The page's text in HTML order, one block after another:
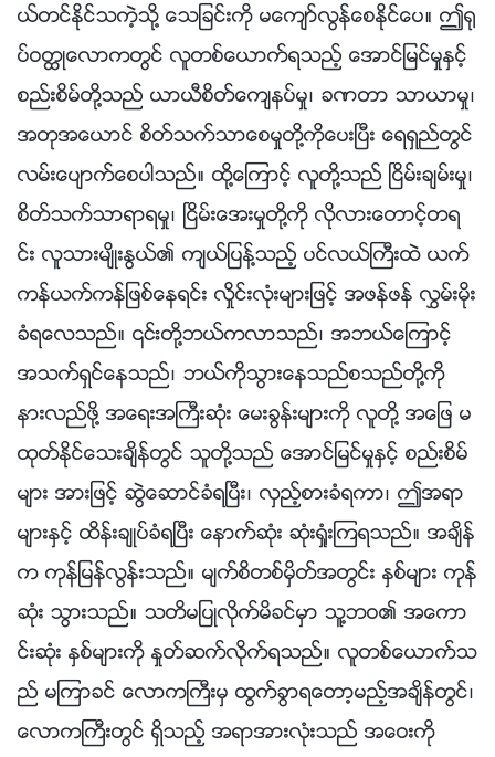
ယ္တင္ႏိုင္သကဲ့သို႔ ေသျခင္းကို မေက်ာ္လြန္ေစႏိုင္ေပ။ ဤ႐ု
ပ္ဝတၳဳေလာကတြင္ လူတစ္ေယာက္ရသည့္ ေအာင္ျမင္မႈႏွင့္
စည္းစိမ္တို႔သည္ ယာယီစိတ္ေက်နပ္မႈ၊ ခဏတာ သာယာမႈ၊
အတုအေယာင္ စိတ္သက္သာေစမႈတို႔ကိုေပးၿပီး ေရရွည္တြင္
လမ္းေပ်ာက္ေစပါသည္။ ထို႔ေၾကာင့္ လူတို႔သည္ ၿငိမ္းခ်မ္းမႈ၊
စိတ္သက္သာရာရမႈ၊ ၿငိမ္းေအးမႈတို႔ကို လိုလားေတာင့္တရ
င္း လူသားမ်ိဳးႏြယ္၏ က်ယ္ျပန႔္သည့္ ပင္လယ္ႀကီးထဲ ယက္
ကန္ယက္ကန္ျဖစ္ေနရင္း လႈိင္းလုံးမ်ားျဖင့္ အဖန္ဖန္ လႊမ္းမိုး
ခံရေလသည္။ ၎တို႔ဘယ္ကလာသည္၊ အဘယ္ေၾကာင့္
အသက္ရွင္ေနသည္၊ ဘယ္ကိုသြားေနသည္စသည္တို႔ကို
နားလည္ဖို႔ အေရးအႀကီးဆုံး ေမးခြန္းမ်ားကို လူတို႔ အေျဖ မ
ထုတ္ႏိုင္ေသးခ်ိန္တြင္ သူတို႔သည္ ေအာင္ျမင္မႈႏွင့္ စည္းစိမ္
မ်ား အားျဖင့္ ဆြဲေဆာင္ခံရၿပီး၊ လွည့္စားခံရကာ၊ ဤအရာ
မ်ားႏွင့္ ထိန္းခ်ဳပ္ခံရၿပီး ေနာက္ဆုံး ဆုံးရႈံးၾကရသည္။ အခ်ိန္
က ကုန္ျမန္လြန္းသည္။ မ်က္စိတစ္မွိတ္အတြင္း ႏွစ္မ်ား ကုန္
ဆုံး သြားသည္။ သတိမျပဳလိုက္မိခင္မွာ သူ႔ဘဝ၏ အေကာ
င္းဆုံး ႏွစ္မ်ားကို ႏႈတ္ဆက္လိုက္ရသည္။ လူတစ္ေယာက္သ
ည္ မၾကာခင္ ေလာကႀကီးမွ ထြက္ခြာရေတာ့မည့္အခ်ိန္တြင္၊
ေလာကႀကီးတြင္ ရွိသည့္ အရာအားလုံးသည္ အေဝးကို